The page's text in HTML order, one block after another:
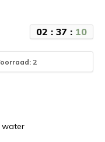
02 : 37 : 10
2
water